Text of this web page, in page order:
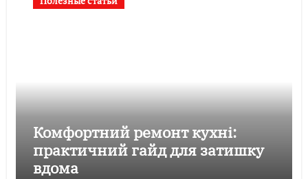
Комфортний ремонт кухні:
практичний гайд для затишку
вдома